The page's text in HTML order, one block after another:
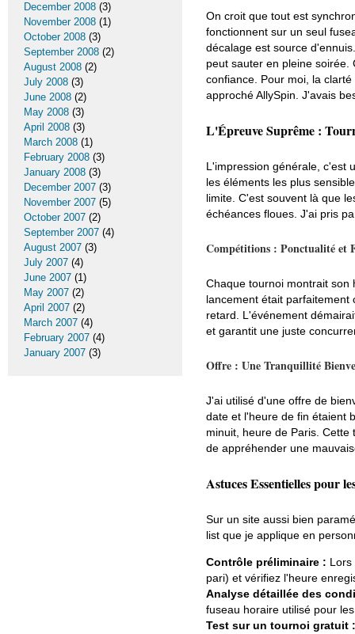
On croit que tout est
fonctionnent sur un seul
décalage est source
peut sauter en pleine
confiance. Pour moi, la
approché AllySpin. J'avais
L'Épreuve Suprême :
L'impression générale, c'est
les éléments les plus
limite. C'est souvent là que
échéances floues. J'ai pris
Compétitions : Ponctualité et
Chaque tournoi montrait son
lancement était
retard. L'événement
et garantit une juste
Offre : Une Tranquillité
J'ai utilisé d'une offre de
date et l'heure de fin étaient
minuit, heure de Paris.
de appréhender une
Astuces Essentielles pour
Sur un site aussi bien
list que je applique en
Contrôle préliminaire : Lors
pari) et vérifiez l'heure
Analyse détaillée des
fuseau horaire utilisé pour
Test sur un tournoi gratuit :
December 2008 (3)
November 2008 (1)
October 2008 (3)
September 2008 (2)
August 2008 (2)
July 2008 (3)
June 2008 (2)
May 2008 (3)
April 2008 (3)
March 2008 (1)
February 2008 (3)
January 2008 (3)
December 2007 (3)
November 2007 (5)
October 2007 (2)
September 2007 (4)
August 2007 (3)
July 2007 (4)
June 2007 (1)
May 2007 (2)
April 2007 (2)
March 2007 (4)
February 2007 (4)
January 2007 (3)